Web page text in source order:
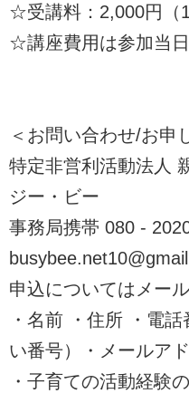
☆受講料：2,000円（
☆講座費用は参加当日
＜お問い合わせ/お申
特定非営利活動法人
ジー・ビー
事務局携帯 080 -
申込についてはメー
・名前 ・住所 ・電
い番号）・メールア
・子育ての活動経験